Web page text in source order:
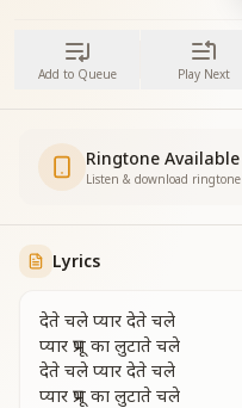
Add to Queue Play Next
Ringtone Available
Listen & download ringtone
Lyrics
देते चले प्यार देते चले
प्यार प्रभू का लुटाते चले
देते चले प्यार देते चले
प्यार प्रभू का लुटाते चले